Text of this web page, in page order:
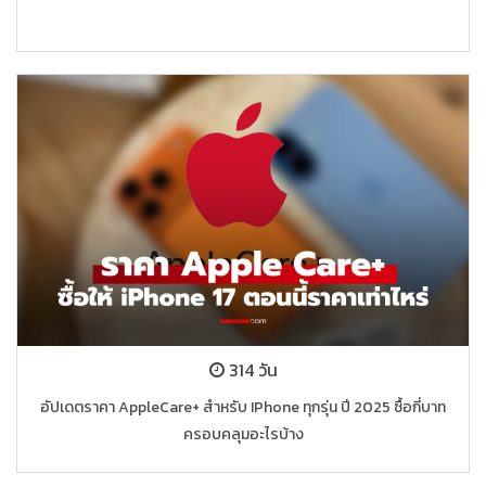
314 วัน
อัปเดตราคา AppleCare+ สำหรับ IPhone ทุกรุ่น ปี 2025 ซื้อกี่บาท
ครอบคลุมอะไรบ้าง